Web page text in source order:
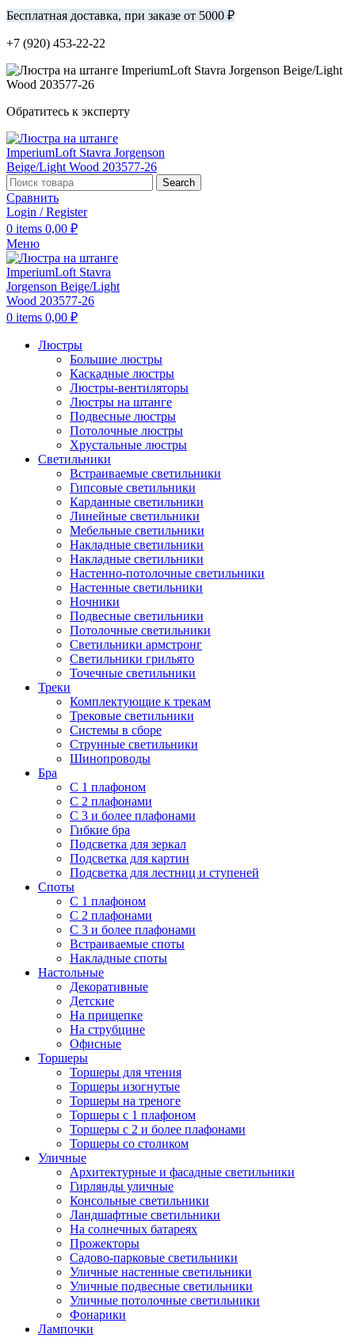
Бесплатная доставка, при заказе от 5000 ₽
+7 (920) 453-22-22
Обратитесь к эксперту
Search
Сравнить
Login / Register
0 items 0,00 ₽
Меню
0 items 0,00 ₽
Люстры
Большие люстры
Каскадные люстры
Люстры-вентиляторы
Люстры на штанге
Подвесные люстры
Потолочные люстры
Хрустальные люстры
Светильники
Встраиваемые светильники
Гипсовые светильники
Карданные светильники
Линейные светильники
Мебельные светильники
Накладные светильники
Накладные светильники
Настенно-потолочные светильники
Настенные светильники
Ночники
Подвесные светильники
Потолочные светильники
Светильники армстронг
Светильники грильято
Точечные светильники
Треки
Комплектующие к трекам
Трековые светильники
Системы в сборе
Струнные светильники
Шинопроводы
Бра
С 1 плафоном
С 2 плафонами
С 3 и более плафонами
Гибкие бра
Подсветка для зеркал
Подсветка для картин
Подсветка для лестниц и ступеней
Споты
С 1 плафоном
С 2 плафонами
С 3 и более плафонами
Встраиваемые споты
Накладные споты
Настольные
Декоративные
Детские
На прищепке
На струбцине
Офисные
Торшеры
Торшеры для чтения
Торшеры изогнутые
Торшеры на треноге
Торшеры с 1 плафоном
Торшеры с 2 и более плафонами
Торшеры со столиком
Уличные
Архитектурные и фасадные светильники
Гирлянды уличные
Консольные светильники
Ландшафтные светильники
На солнечных батареях
Прожекторы
Садово-парковые светильники
Уличные настенные светильники
Уличные подвесные светильники
Уличные потолочные светильники
Фонарики
Лампочки